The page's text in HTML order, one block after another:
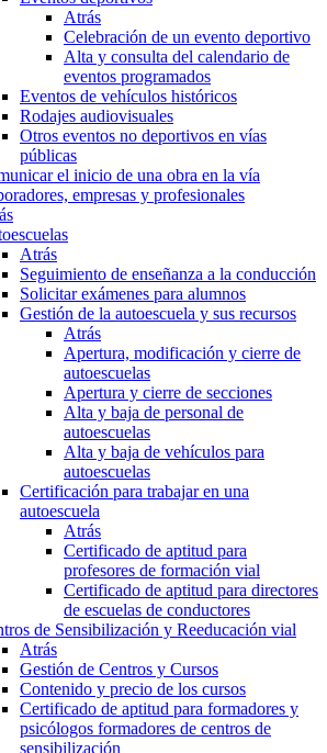
Atrás
Celebración de un evento deportivo
Alta y consulta del calendario de
eventos programados
Eventos de vehículos históricos
Rodajes audiovisuales
Otros eventos no deportivos en vías
públicas
el inicio de una obra en la vía
empresas y profesionales
Atrás
Seguimiento de enseñanza a la conducción
Solicitar exámenes para alumnos
Gestión de la autoescuela y sus recursos
Atrás
Apertura, modificación y cierre de
autoescuelas
Apertura y cierre de secciones
Alta y baja de personal de
autoescuelas
Alta y baja de vehículos para
autoescuelas
Certificación para trabajar en una
autoescuela
Atrás
Certificado de aptitud para
profesores de formación vial
Certificado de aptitud para directores
de escuelas de conductores
de Sensibilización y Reeducación vial
Atrás
Gestión de Centros y Cursos
Contenido y precio de los cursos
Certificado de aptitud para formadores y
psicólogos formadores de centros de
sensibilización